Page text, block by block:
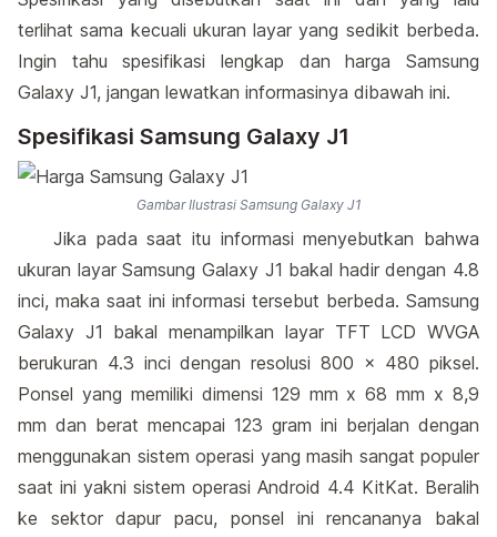
terlihat sama kecuali ukuran layar yang sedikit berbeda.
Ingin tahu spesifikasi lengkap dan harga Samsung
Galaxy J1, jangan lewatkan informasinya dibawah ini.
Spesifikasi Samsung Galaxy J1
Gambar Ilustrasi Samsung Galaxy J1
Jika pada saat itu informasi menyebutkan bahwa
ukuran layar Samsung Galaxy J1 bakal hadir dengan 4.8
inci, maka saat ini informasi tersebut berbeda. Samsung
Galaxy J1 bakal menampilkan layar TFT LCD WVGA
berukuran 4.3 inci dengan resolusi 800 x 480 piksel.
Ponsel yang memiliki dimensi 129 mm x 68 mm x 8,9
mm dan berat mencapai 123 gram ini berjalan dengan
menggunakan sistem operasi yang masih sangat populer
saat ini yakni sistem operasi Android 4.4 KitKat. Beralih
ke sektor dapur pacu, ponsel ini rencananya bakal